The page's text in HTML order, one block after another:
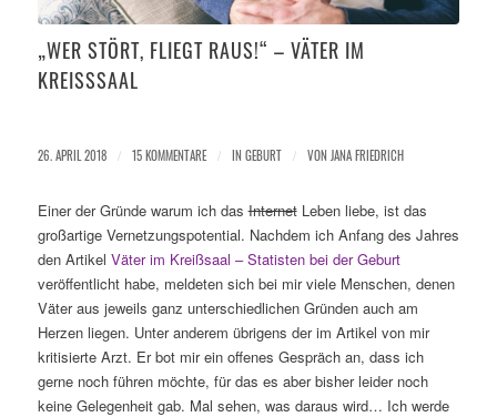
„WER STÖRT, FLIEGT RAUS!“ – VÄTER IM
KREISSSAAL
26. APRIL 2018 / 15 KOMMENTARE / IN GEBURT / VON JANA FRIEDRICH
Einer der Gründe warum ich dasInternetLeben liebe, ist das
großartige Vernetzungspotential. Nachdem ich Anfang des Jahres
den Artikel Väter im Kreißsaal – Statisten bei der Geburt
veröffentlicht habe, meldeten sich bei mir viele Menschen, denen
Väter aus jeweils ganz unterschiedlichen Gründen auch am
Herzen liegen. Unter anderem übrigens der im Artikel von mir
kritisierte Arzt. Er bot mir ein offenes Gespräch an, dass ich
gerne noch führen möchte, für das es aber bisher leider noch
keine Gelegenheit gab. Mal sehen, was daraus wird… Ich werde